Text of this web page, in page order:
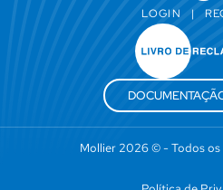
LOGIN |
Mollier 2026 © - Todos